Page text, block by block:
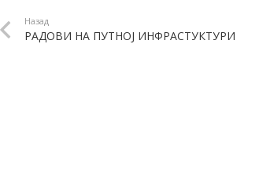
Назад
РАДОВИ НА ПУТНОЈ ИНФРАСТУКТУРИ